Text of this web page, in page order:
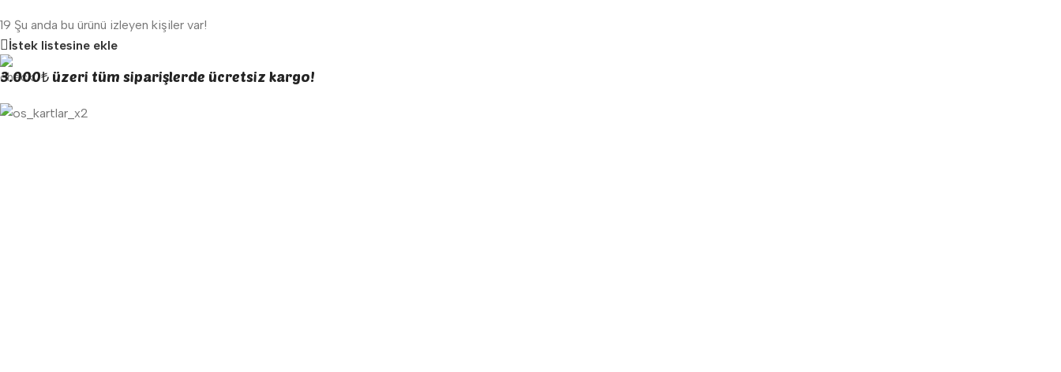
19 Şu anda bu ürünü izleyen kişiler var!
İstek listesine ekle
3.000₺ üzeri tüm siparişlerde ücretsiz kargo!